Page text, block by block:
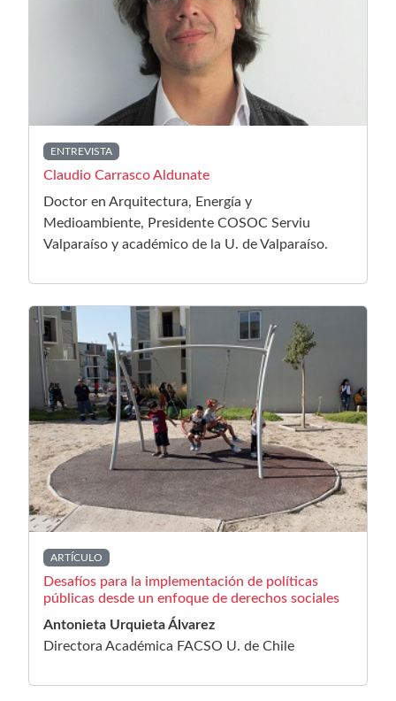
ENTREVISTA
Claudio Carrasco Aldunate
Doctor en Arquitectura, Energía y
Medioambiente, Presidente COSOC Serviu
Valparaíso y académico de la U. de Valparaíso.
ARTÍCULO
Desafíos para la implementación de políticas
públicas desde un enfoque de derechos sociales
Antonieta Urquieta Álvarez
Directora Académica FACSO U. de Chile